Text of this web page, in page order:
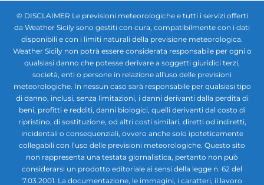
© DISCLAIMER Le previsioni meteorologiche e tutti i servizi offerti
da Weather Sicily sono gestiti con cura, compatibilmente con i dati
disponibili e con i limiti naturali della previsione meteorologica.
Weather Sicily non potrà essere considerata responsabile per ogni o
qualsiasi danno che potesse derivare a soggetti giuridici terzi,
società, enti o persone in relazione all'uso delle previsioni
meteorologiche. In nessun caso sarà responsabile per qualsiasi tipo
di danno, inclusi, senza limitazioni, i danni derivanti dalla perdita di
beni, profitti e redditi, danni biologici, quelli derivanti dal costo di
ripristino, di sostituzione, od altri costi similari, diretti od indiretti,
incidentali o consequenziali, ovvero anche solo ipoteticamente
collegabili con l’uso delle previsioni meteorologiche. Questo sito
non rappresenta una testata giornalistica, pertanto non può
considerarsi un prodotto editoriale ai sensi della legge n. 62 del
7.03.2001. La documentazione, le immagini, i caratteri, il lavoro